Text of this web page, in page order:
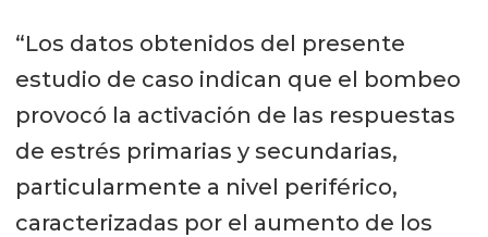
“Los datos obtenidos del presente
estudio de caso indican que el bombeo
provocó la activación de las respuestas
de estrés primarias y secundarias,
particularmente a nivel periférico,
caracterizadas por el aumento de los